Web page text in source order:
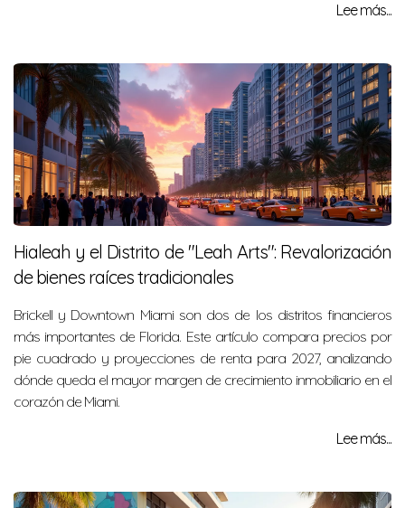
Lee más...
Hialeah y el Distrito de "Leah Arts": Revalorización
de bienes raíces tradicionales
Brickell y Downtown Miami son dos de los distritos financieros
más importantes de Florida. Este artículo compara precios por
pie cuadrado y proyecciones de renta para 2027, analizando
dónde queda el mayor margen de crecimiento inmobiliario en el
corazón de Miami.
Lee más...